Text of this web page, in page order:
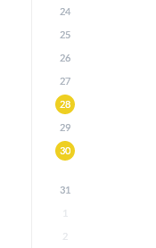
24
25
26
27
28
29
30
31
1
2